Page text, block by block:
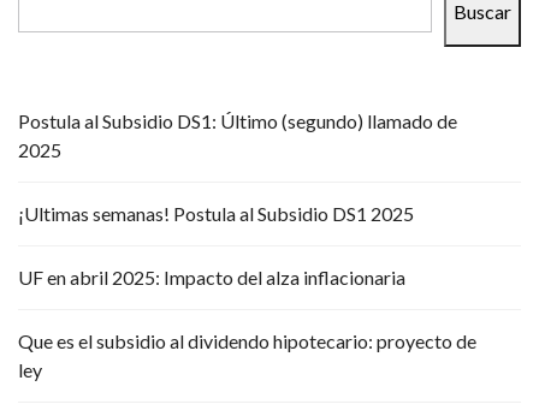
Buscar
Postula al Subsidio DS1: Último (segundo) llamado de
2025
¡Ultimas semanas! Postula al Subsidio DS1 2025
UF en abril 2025: Impacto del alza inflacionaria
Que es el subsidio al dividendo hipotecario: proyecto de
ley